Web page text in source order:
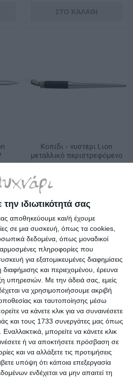
ιδιωτικότητά σας
αποθηκεύουμε και/ή έχουμε
σε μια συσκευή, όπως τα cookies,
δεδομένα, όπως μοναδικοί
πληροφορίες που
για εξατομικευμένες διαφημίσεις
διαφήμισης και περιεχομένου, έρευνα
υπηρεσιών. Με την άδειά σας, εμείς
να χρησιμοποιήσουμε ακριβή
και ταυτοποίησης μέσω
να κάνετε κλικ για να συναινέσετε
και τους 1733 συνεργάτες μας όπως
μπορείτε να κάνετε κλικ
ή να αποκτήσετε πρόσβαση σε
και να αλλάξετε τις προτιμήσεις
υπόψη ότι κάποια επεξεργασία
ενδέχεται να μην απαιτεί τη
Κοπίδι - νυστέρι Lιon
μεταλλικό περιστρεφόμενο
SW-600GP
Κοπίδι Milan αυτόματο
ασφαλείας με κεραμικές
λεπίδες 6010108B
Διαθέσιμο
7,50€